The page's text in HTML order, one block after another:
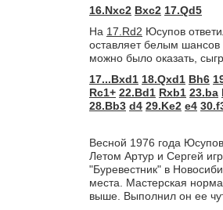
16.Nxc2 Bxc2 17.Qd5
На 17.Rd2 Юсупов
оставляет белым
можно было оказать,
17...Bxd1 18.Qxd1 Bh6
Rc1+ 22.Bd1 Rxb1 23.ba
28.Bb3 d4 29.Ke2 e4
Весной 1976 года
Летом Артур и Сергей
"Буревестник" в
места. Мастерская
выше. Выполнил он ее